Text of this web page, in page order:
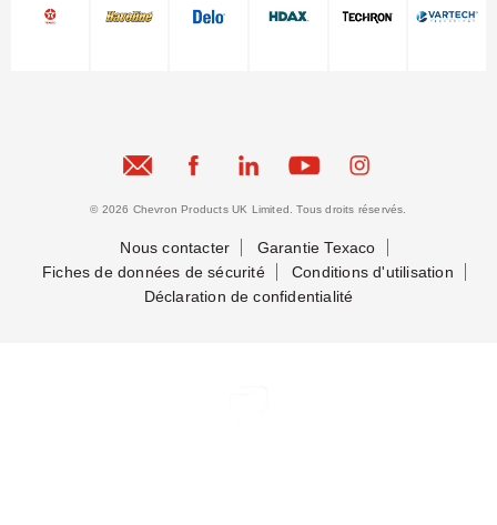
© 2026 Chevron Products UK Limited. Tous droits réservés.
Nous contacter
Garantie Texaco
Fiches de données de sécurité
Conditions d'utilisation
Déclaration de confidentialité